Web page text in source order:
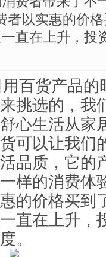
者以实惠的价
直在上升，投
百货产品的
挑选的，我
心生活从家
可以让我们
品质，它的
样的消费体
的价格买到
直在上升，
。